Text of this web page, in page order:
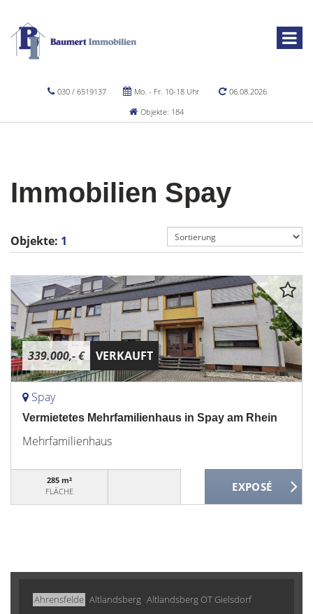
030 / 6519137 Mo. - Fr. 10-18 Uhr
06.08.2026
Objekte: 184
Immobilien Spay
Objekte: 1
339.000,- € VERKAUFT
Spay
Vermietetes Mehrfamilienhaus in Spay am Rhein
Mehrfamilienhaus
285 m²
FLÄCHE
Ahrensfelde Altlandsberg Altlandsberg OT Gielsdorf